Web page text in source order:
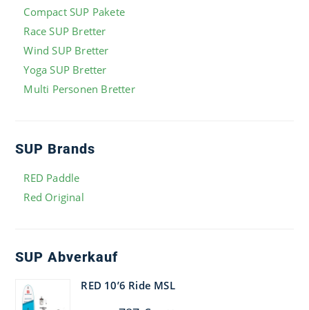
Compact SUP Pakete
Race SUP Bretter
Wind SUP Bretter
Yoga SUP Bretter
Multi Personen Bretter
SUP Brands
RED Paddle
Red Original
SUP Abverkauf
RED 10’6 Ride MSL